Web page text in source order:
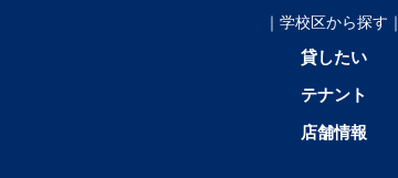
｜学校区から探す｜
貸したい
テナント
店舗情報